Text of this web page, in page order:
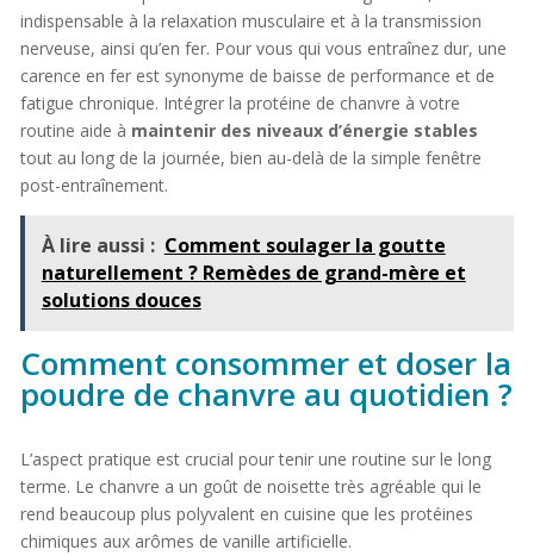
indispensable à la relaxation musculaire et à la transmission
nerveuse, ainsi qu’en fer. Pour vous qui vous entraînez dur, une
carence en fer est synonyme de baisse de performance et de
fatigue chronique. Intégrer la protéine de chanvre à votre
routine aide à maintenir des niveaux d’énergie stables
tout au long de la journée, bien au-delà de la simple fenêtre
post-entraînement.
À lire aussi : Comment soulager la goutte
naturellement ? Remèdes de grand-mère et
solutions douces
Comment consommer et doser la
poudre de chanvre au quotidien ?
L’aspect pratique est crucial pour tenir une routine sur le long
terme. Le chanvre a un goût de noisette très agréable qui le
rend beaucoup plus polyvalent en cuisine que les protéines
chimiques aux arômes de vanille artificielle.